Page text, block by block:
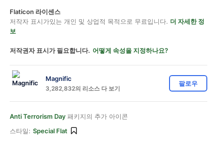
Flaticon 라이센스
저작자 표시가있는 개인 및 상업적 목적으로 무료입니다. 더 자세한 정
보
저작권자 표시가 필요합니다. 어떻게 속성을 지정하나요?
Magnific
3,282,832의 리소스 다 보기
팔로우
Anti Terrorism Day 패키지의 추가 아이콘
스타일: Special Flat